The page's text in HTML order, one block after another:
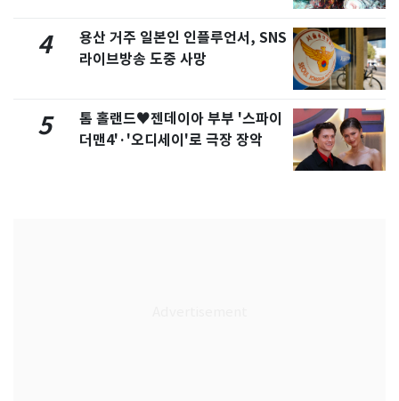
4
용산 거주 일본인 인플루언서, SNS
라이브방송 도중 사망
5
톰 홀랜드♥젠데이아 부부 '스파이
더맨4'·'오디세이'로 극장 장악